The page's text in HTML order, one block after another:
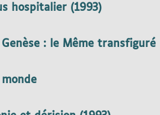
hospitalier (1993)
Genèse : le Même transfiguré
monde